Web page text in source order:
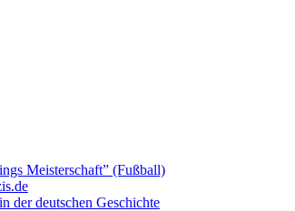
Meisterschaft” (Fußball)
der deutschen Geschichte